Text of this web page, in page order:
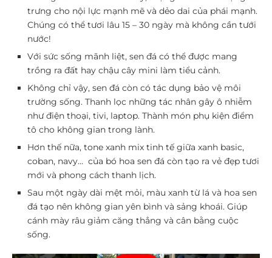
trưng cho nội lực mạnh mẽ và dẻo dai của phái mạnh.
Chúng có thể tươi lâu 15 – 30 ngày mà không cần tưới
nước!
Với sức sống mãnh liệt, sen đá có thể được mang
trồng ra đất hay chậu cây mini làm tiểu cảnh.
Không chỉ vậy, sen đá còn có tác dụng bảo vệ môi
trường sống. Thanh lọc những tác nhân gây ô nhiễm
như điện thoại, tivi, laptop. Thành món phụ kiện điểm
tô cho không gian trong lành.
Hơn thế nữa, tone xanh mix tinh tế giữa xanh basic,
coban, navy… của bó hoa sen đá còn tạo ra vẻ đẹp tươi
mới và phong cách thanh lịch.
Sau một ngày dài mệt mỏi, màu xanh từ lá và hoa sen
đá tạo nên không gian yên bình và sảng khoái. Giúp
cánh mày râu giảm căng thẳng và cân bằng cuộc
sống.